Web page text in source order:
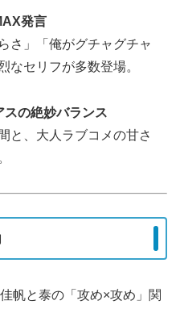
発言
さ」「俺がグチャグチャ
なセリフが多数登場。
の絶妙バランス
と、大人ラブコメの甘さ
帆と泰の「攻め×攻め」関